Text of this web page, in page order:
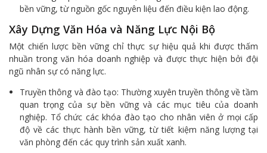
bền vững, từ nguồn gốc nguyên liệu đến điều kiện lao động.
Xây Dựng Văn Hóa và Năng Lực Nội Bộ
Một chiến lược bền vững chỉ thực sự hiệu quả khi được thấm
nhuần trong văn hóa doanh nghiệp và được thực hiện bởi đội
ngũ nhân sự có năng lực.
Truyền thông và đào tạo: Thường xuyên truyền thông về tầm
quan trọng của sự bền vững và các mục tiêu của doanh
nghiệp. Tổ chức các khóa đào tạo cho nhân viên ở mọi cấp
độ về các thực hành bền vững, từ tiết kiệm năng lượng tại
văn phòng đến các quy trình sản xuất xanh.